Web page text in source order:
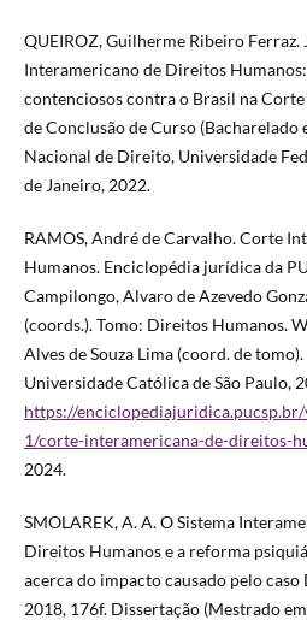
QUEIROZ, Guilherme Ribeiro
Interamericano de Direitos
contenciosos contra o Brasil na
de Conclusão de Curso
Nacional de Direito, Universidade
de Janeiro, 2022.
RAMOS, André de Carvalho. Corte
Humanos. Enciclopédia jurídica da
Campilongo, Alvaro de Azevedo
(coords.). Tomo: Direitos Humanos.
Alves de Souza Lima (coord. de
Universidade Católica de São Paulo,
https://
1/corte-interamericana-de-direitos-
2024.
SMOLAREK, A. A. O Sistema
Direitos Humanos e a reforma
acerca do impacto causado pelo caso
2018, 176f. Dissertação (Mestrado